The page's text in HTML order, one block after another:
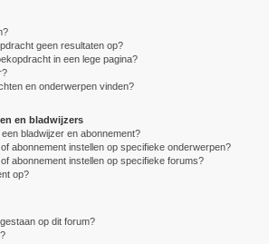
geen resultaten op?
in een lege pagina?
en onderwerpen vinden?
en bladwijzers
bladwijzer en abonnement?
abonnement instellen op specifieke onderwerpen?
abonnement instellen op specifieke forums?
op?
op dit forum?